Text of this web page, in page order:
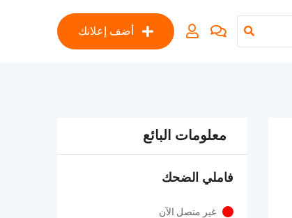
أضف إعلانك
معلومات البائع
فاملي الضحك
غير متصل الآن